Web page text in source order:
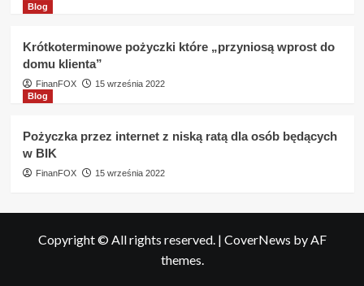
Blog
Krótkoterminowe pożyczki które „przyniosą wprost do
domu klienta”
FinanFOX
15 września 2022
Blog
Pożyczka przez internet z niską ratą dla osób będących
w BIK
FinanFOX 15 września 2022
Copyright © All rights reserved. | CoverNews by AF
themes.